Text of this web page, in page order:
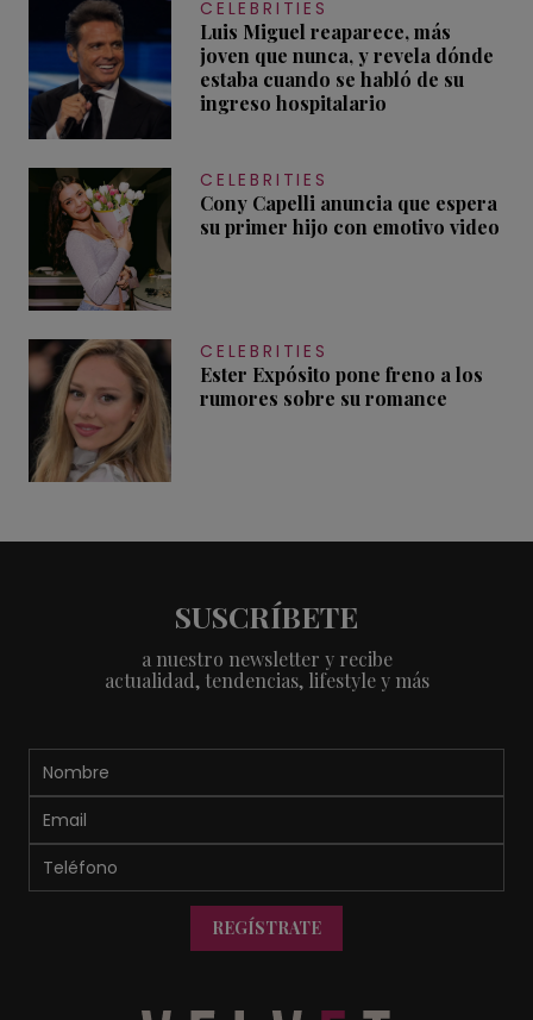
CELEBRITIES
Luis Miguel reaparece, más
joven que nunca, y revela dónde
estaba cuando se habló de su
ingreso hospitalario
CELEBRITIES
Cony Capelli anuncia que espera
su primer hijo con emotivo video
CELEBRITIES
Ester Expósito pone freno a los
rumores sobre su romance
SUSCRÍBETE
a nuestro newsletter y recibe
actualidad, tendencias, lifestyle y más
REGÍSTRATE